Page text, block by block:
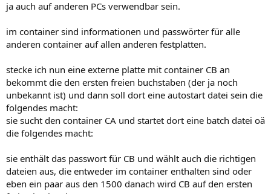
ja auch auf anderen PCs verwendbar sein.
im container sind informationen und passwörter für alle
anderen container auf allen anderen festplatten.
stecke ich nun eine externe platte mit container CB an
bekommt die den ersten freien buchstaben (der ja noch
unbekannt ist) und dann soll dort eine autostart datei sein die
folgendes macht:
sie sucht den container CA und startet dort eine batch datei oä
die folgendes macht:
sie enthält das passwort für CB und wählt auch die richtigen
dateien aus, die entweder im container enthalten sind oder
eben ein paar aus den 1500 danach wird CB auf den ersten